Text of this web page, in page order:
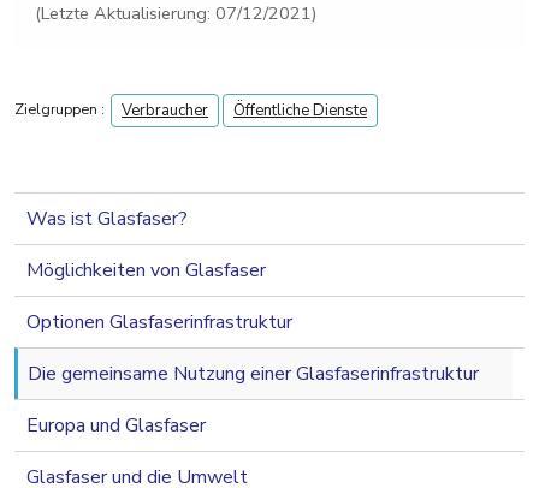
(Letzte Aktualisierung: 07/12/2021)
Zielgruppen : Verbraucher Öffentliche Dienste
navigation 2nd level
Was ist Glasfaser?
Möglichkeiten von Glasfaser
Optionen Glasfaserinfrastruktur
Die gemeinsame Nutzung einer Glasfaserinfrastruktur
Europa und Glasfaser
Glasfaser und die Umwelt